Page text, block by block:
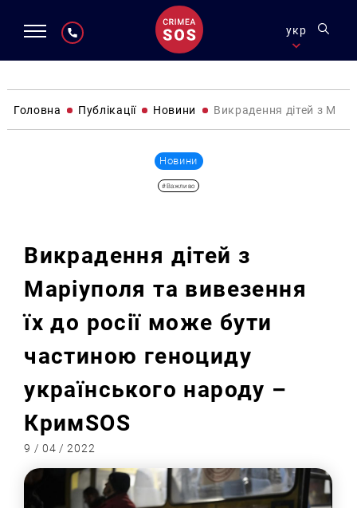
укр
Головна Публікації Новини Викрадення дітей з
Новини
#Важливо
Викрадення дітей з
Маріуполя та вивезення
їх до росії може бути
частиною геноциду
українського народу –
КримSOS
9 / 04 / 2022